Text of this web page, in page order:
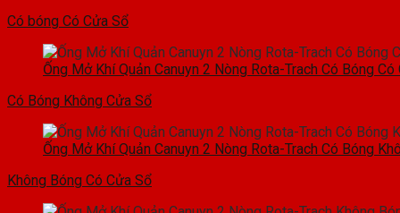
Có bóng Có Cửa Sổ
Ống Mở Khí Quản Canuyn 2 Nòng Rota-Trach Có Bóng Có
Có Bóng Không Cửa Sổ
Ống Mở Khí Quản Canuyn 2 Nòng Rota-Trach Có Bóng
Không Bóng Có Cửa Sổ